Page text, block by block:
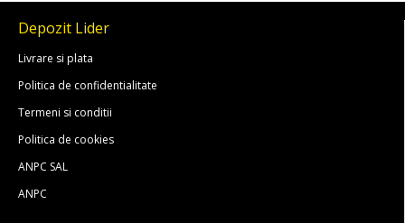
Depozit Lider
Livrare si plata
Politica de confidentialitate
Termeni si conditii
Politica de cookies
ANPC SAL
ANPC